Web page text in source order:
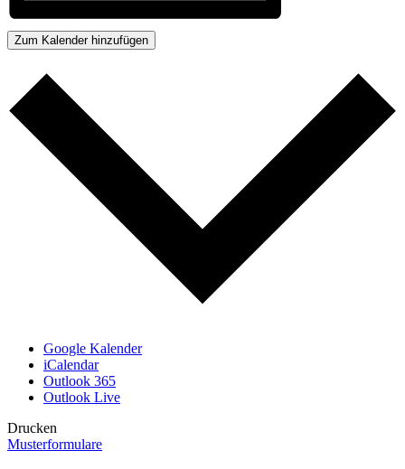
Zum Kalender hinzufügen
Google Kalender
iCalendar
Outlook 365
Outlook Live
Drucken
Musterformulare